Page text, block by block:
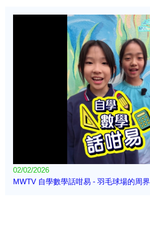
02/02/2026
MWTV 自學數學話咁易 - 羽毛球場的周界